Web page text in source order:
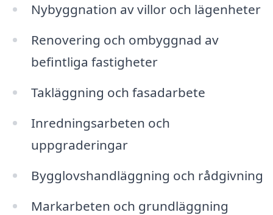
Nybyggnation av villor och lägenheter
Renovering och ombyggnad av
befintliga fastigheter
Takläggning och fasadarbete
Inredningsarbeten och
uppgraderingar
Bygglovshandläggning och rådgivning
Markarbeten och grundläggning